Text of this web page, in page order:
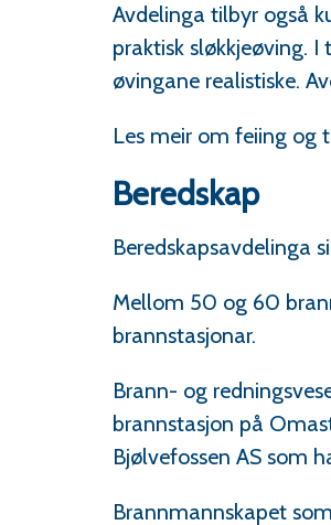
Avdelinga tilbyr også
praktisk sløkkjeøving.
øvingane realistiske.
Les meir om feiing og
Beredskap
Beredskapsavdelinga
Mellom 50 og 60
brannstasjonar.
Brann- og
brannstasjon på
Bjølvefossen AS som
Brannmannskapet